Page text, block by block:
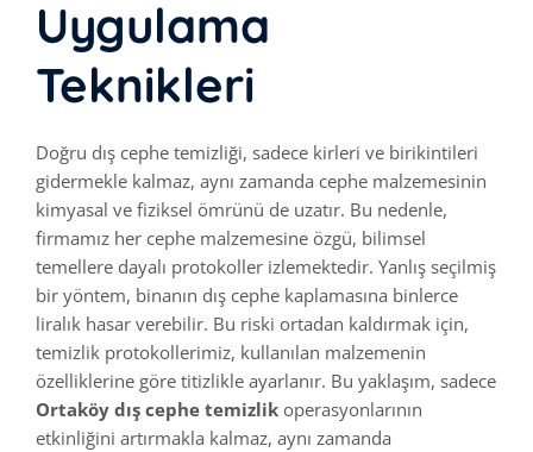
Uygulama
Teknikleri
Doğru dış cephe temizliği, sadece kirleri ve birikintileri
gidermekle kalmaz, aynı zamanda cephe malzemesinin
kimyasal ve fiziksel ömrünü de uzatır. Bu nedenle,
firmamız her cephe malzemesine özgü, bilimsel
temellere dayalı protokoller izlemektedir. Yanlış seçilmiş
bir yöntem, binanın dış cephe kaplamasına binlerce
liralık hasar verebilir. Bu riski ortadan kaldırmak için,
temizlik protokollerimiz, kullanılan malzemenin
özelliklerine göre titizlikle ayarlanır. Bu yaklaşım, sadece
Ortaköy dış cephe temizlik operasyonlarının
etkinliğini artırmakla kalmaz, aynı zamanda